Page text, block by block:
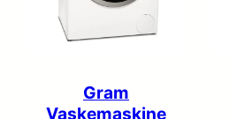
Gram
Vaskemaskine